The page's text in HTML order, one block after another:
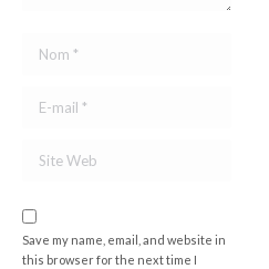
Nom *
E-mail *
Site Web
Save my name, email, and website in
this browser for the next time I